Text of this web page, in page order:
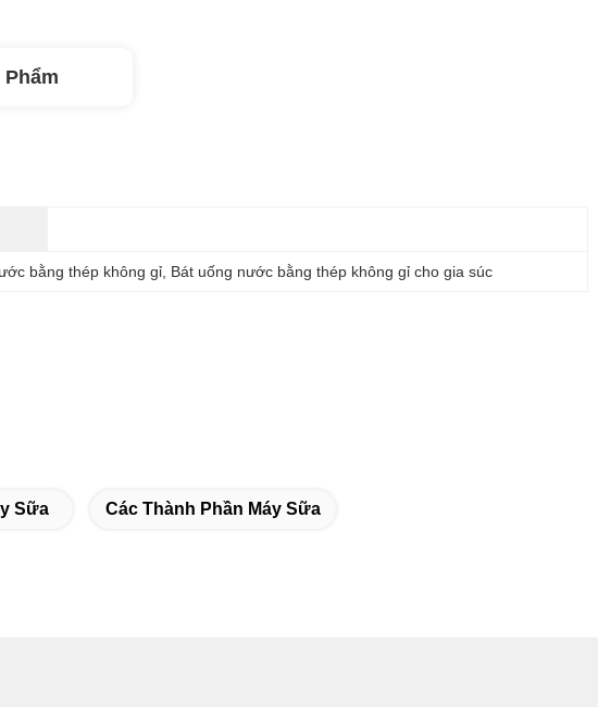
Phẩm
bằng thép không gỉ, Bát uống nước bằng thép không gỉ cho gia súc
Sữa Các Thành Phần Máy Sữa